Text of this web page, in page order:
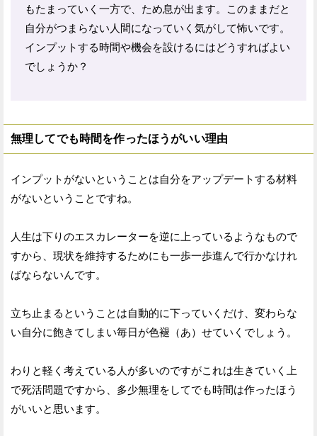
もたまっていく一方で、ため息が出ます。このままだと
自分がつまらない人間になっていく気がして怖いです。
インプットする時間や機会を設けるにはどうすればよい
でしょうか？
無理してでも時間を作ったほうがいい理由
インプットがないということは自分をアップデートする材料
がないということですね。
人生は下りのエスカレーターを逆に上っているようなもので
すから、現状を維持するためにも一歩一歩進んで行かなけれ
ばならないんです。
立ち止まるということは自動的に下っていくだけ、変わらな
い自分に飽きてしまい毎日が色褪（あ）せていくでしょう。
わりと軽く考えている人が多いのですがこれは生きていく上
で死活問題ですから、多少無理をしてでも時間は作ったほう
がいいと思います。